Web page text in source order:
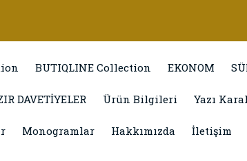
BUTIQLINE Collection EKONOM
DAVETİYELER Ürün Bilgileri Yazı
Monogramlar Hakkımızda İletişim